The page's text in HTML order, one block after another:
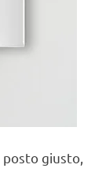
giusto,